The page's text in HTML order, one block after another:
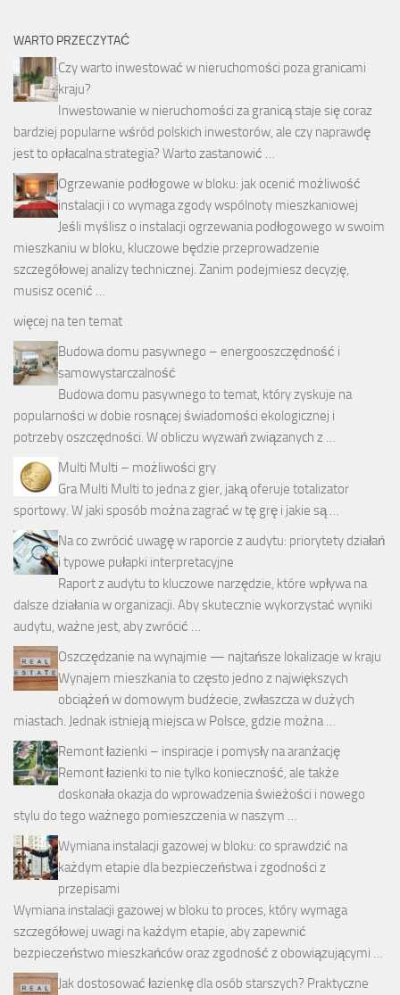
WARTO PRZECZYTAĆ
Czy warto inwestować w nieruchomości poza granicami
kraju?
Inwestowanie w nieruchomości za granicą staje się coraz
bardziej popularne wśród polskich inwestorów, ale czy naprawdę
jest to opłacalna strategia? Warto zastanowić …
Ogrzewanie podłogowe w bloku: jak ocenić możliwość
instalacji i co wymaga zgody wspólnoty mieszkaniowej
Jeśli myślisz o instalacji ogrzewania podłogowego w swoim
mieszkaniu w bloku, kluczowe będzie przeprowadzenie
szczegółowej analizy technicznej. Zanim podejmiesz decyzję,
musisz ocenić …
więcej na ten temat
Budowa domu pasywnego – energooszczędność i
samowystarczalność
Budowa domu pasywnego to temat, który zyskuje na
popularności w dobie rosnącej świadomości ekologicznej i
potrzeby oszczędności. W obliczu wyzwań związanych z …
Multi Multi – możliwości gry
Gra Multi Multi to jedna z gier, jaką oferuje totalizator
sportowy. W jaki sposób można zagrać w tę grę i jakie są …
Na co zwrócić uwagę w raporcie z audytu: priorytety działań
i typowe pułapki interpretacyjne
Raport z audytu to kluczowe narzędzie, które wpływa na
dalsze działania w organizacji. Aby skutecznie wykorzystać wyniki
audytu, ważne jest, aby zwrócić …
Oszczędzanie na wynajmie — najtańsze lokalizacje w kraju
Wynajem mieszkania to często jedno z największych
obciążeń w domowym budżecie, zwłaszcza w dużych
miastach. Jednak istnieją miejsca w Polsce, gdzie można …
Remont łazienki – inspiracje i pomysły na aranżację
Remont łazienki to nie tylko konieczność, ale także
doskonała okazja do wprowadzenia świeżości i nowego
stylu do tego ważnego pomieszczenia w naszym …
Wymiana instalacji gazowej w bloku: co sprawdzić na
każdym etapie dla bezpieczeństwa i zgodności z
przepisami
Wymiana instalacji gazowej w bloku to proces, który wymaga
szczegółowej uwagi na każdym etapie, aby zapewnić
bezpieczeństwo mieszkańców oraz zgodność z obowiązującymi …
Jak dostosować łazienkę dla osób starszych? Praktyczne